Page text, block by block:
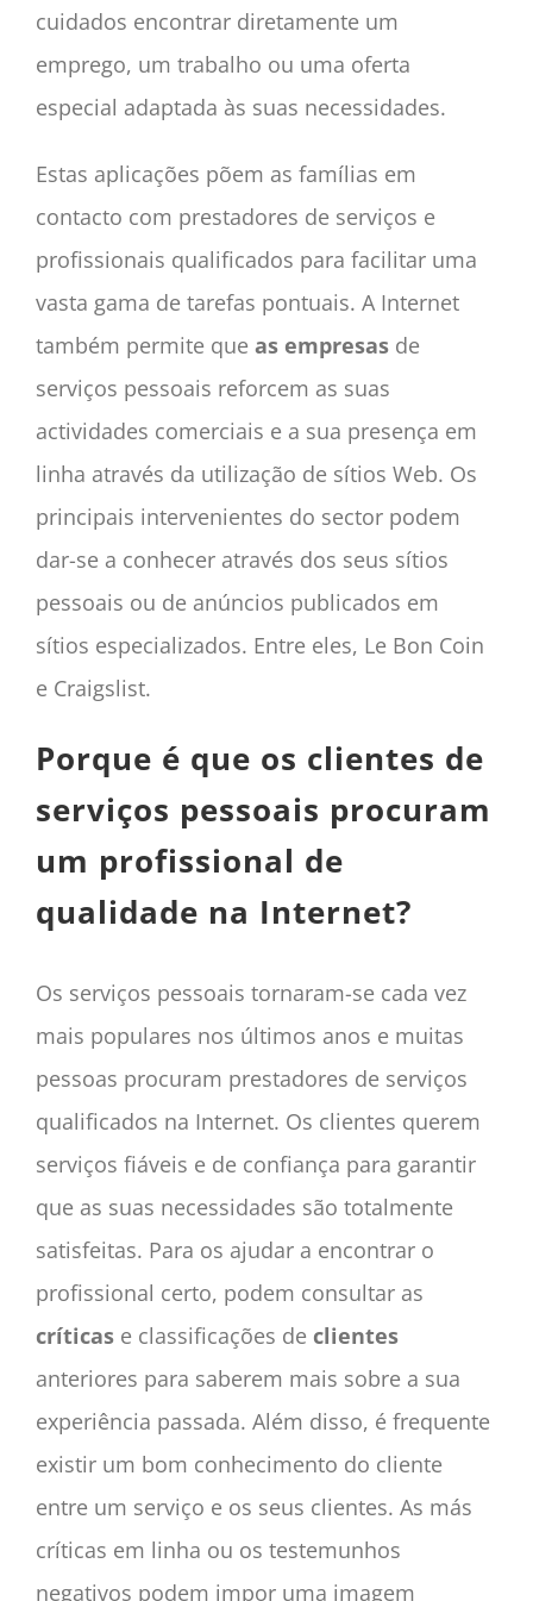
cuidados encontrar diretamente um
emprego, um trabalho ou uma oferta
especial adaptada às suas necessidades.
Estas aplicações põem as famílias em
contacto com prestadores de serviços e
profissionais qualificados para facilitar uma
vasta gama de tarefas pontuais. A Internet
também permite queas empresasde
serviços pessoais reforcem as suas
actividades comerciais e a sua presença em
linha através da utilização de sítios Web. Os
principais intervenientes do sector podem
dar-se a conhecer através dos seus sítios
pessoais ou de anúncios publicados em
sítios especializados. Entre eles, Le Bon Coin
e Craigslist.
Porque é que os clientes de
serviços pessoais procuram
um profissional de
qualidade na Internet?
Os serviços pessoais tornaram-se cada vez
mais populares nos últimos anos e muitas
pessoas procuram prestadores de serviços
qualificados na Internet. Os clientes querem
serviços fiáveis e de confiança para garantir
que as suas necessidades são totalmente
satisfeitas. Para os ajudar a encontrar o
profissional certo, podem consultar as
críticase classificações de clientes
anteriores para saberem mais sobre a sua
experiência passada. Além disso, é frequente
existir um bom conhecimento do cliente
entre um serviço e os seus clientes. As más
críticas em linha ou os testemunhos
negativos podem impor uma imagem